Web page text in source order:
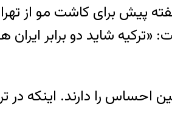
پیش برای کاشت مو از
شاید دو برابر
احساس را دارند. اینکه